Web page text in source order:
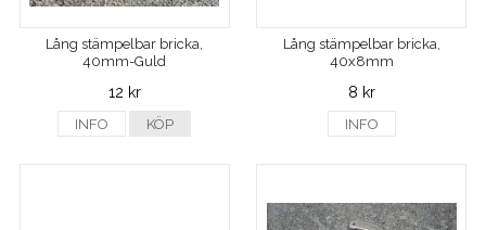
Lång stämpelbar bricka,
40mm-Guld
12 kr
INFO KÖP
Lång stämpelbar bricka,
40x8mm
8 kr
INFO